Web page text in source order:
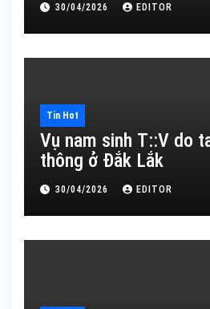
30/04/2026 EDITOR
Tin Hot
Vụ nam sinh T::V do
thông ở Đắk Lắk
30/04/2026 EDITOR